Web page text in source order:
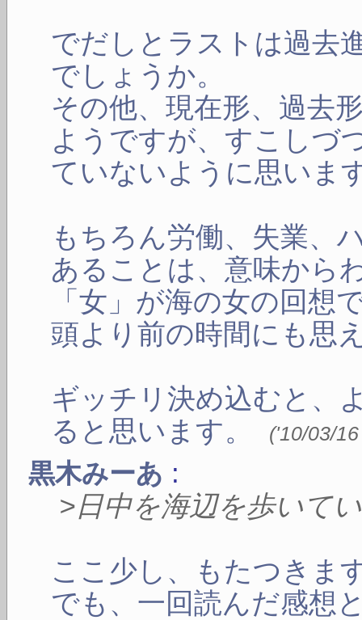
でだしとラストは過去
でしょうか。
その他、現在形、過去
ようですが、すこしづ
ていないように思いま
もちろん労働、失業、
あることは、意味から
「女」が海の女の回想
頭より前の時間にも思
ギッチリ決め込むと、
ると思います。
('10/03/
黒木みーあ :
>日中を海辺を歩いて
ここ少し、もたつきま
でも、一回読んだ感想